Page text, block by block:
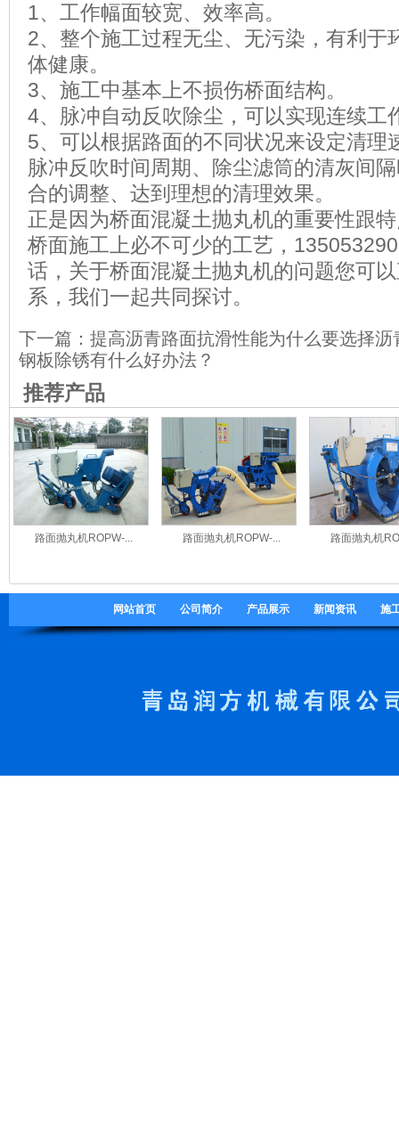
1、工作幅面较宽、效率高。
2、整个施工过程无尘、无污染，有利于
体健康。
3、施工中基本上不损伤桥面结构。
4、脉冲自动反吹除尘，可以实现连续工
5、可以根据路面的不同状况来设定清理
脉冲反吹时间周期、除尘滤筒的清灰间
合的调整、达到理想的清理效果。
正是因为桥面混凝土抛丸机的重要性跟
桥面施工上必不可少的工艺，
话，关于桥面混凝土抛丸机的问题您可
系，我们一起共同探讨。
下一篇： 提高沥青路面抗滑性能为什么要选择沥
钢板除锈有什么好办法？
推荐产品
路面抛丸机ROPW-... 路面抛丸机ROPW-... 路面抛丸机
网站首页 公司简介 产品展示 新闻资讯 施